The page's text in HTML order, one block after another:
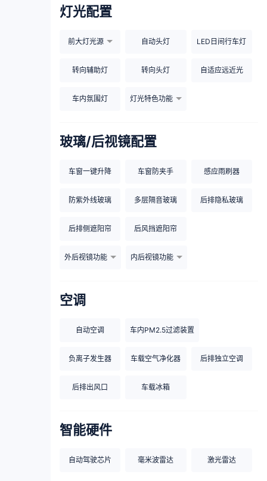
灯光配置
前大灯光源 自动头灯 LED日间行车灯
转向辅助灯 转向头灯 自适应远近光
车内氛围灯 灯光特色功能
玻璃/后视镜配置
车窗一键升降 车窗防夹手 感应雨刷器
防紫外线玻璃 多层隔音玻璃 后排隐私玻璃
后排侧遮阳帘 后风挡遮阳帘
外后视镜功能 内后视镜功能
空调
自动空调 车内PM2.5过滤装置
负离子发生器 车载空气净化器 后排独立空调
后排出风口 车载冰箱
智能硬件
自动驾驶芯片 毫米波雷达 激光雷达